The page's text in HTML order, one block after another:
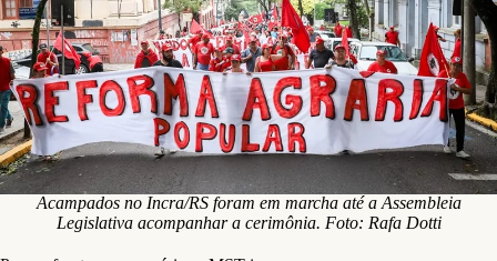
Acampados no Incra/RS foram em marcha até a Assembleia
Legislativa acompanhar a cerimônia. Foto: Rafa Dotti